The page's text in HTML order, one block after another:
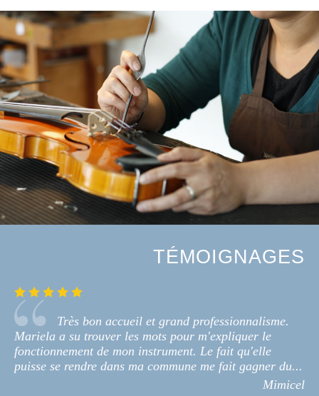
TÉMOIGNAGES
Très bon accueil et grand professionnalisme.
Mariela a su trouver les mots pour m'expliquer le
fonctionnement de mon instrument. Le fait qu'elle
puisse se rendre dans ma commune me fait gagner du...
Mimicel